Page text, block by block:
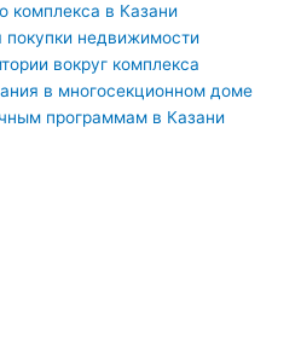
комплекса в Казани
покупки недвижимости
вокруг комплекса
в многосекционном доме
программам в Казани